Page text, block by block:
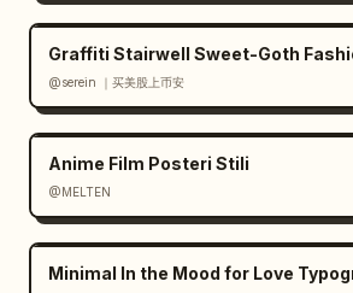
Graffiti Stairwell Sweet-Goth
@serein ｜买美股上币安
Anime Film Posteri Stili
@MELTEN
Minimal In the Mood for Love